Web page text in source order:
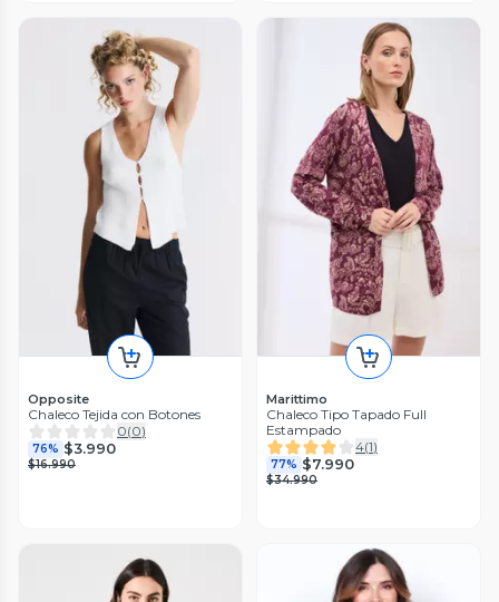
Opposite
Chaleco Tejida con Botones
0(0)
76% $3.990
$16.990
Marittimo
Chaleco Tipo Tapado Full
Estampado
4(1)
77% $7.990
$34.990